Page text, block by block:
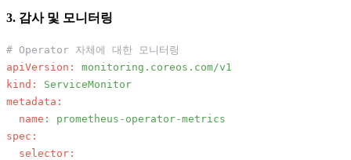
3. 감사 및 모니터링
# Operator 자체에 대한 모니터링
apiVersion:
monitoring.coreos.com/v1
kind:
ServiceMonitor
metadata:
name:
prometheus-operator-metrics
spec:
selector: